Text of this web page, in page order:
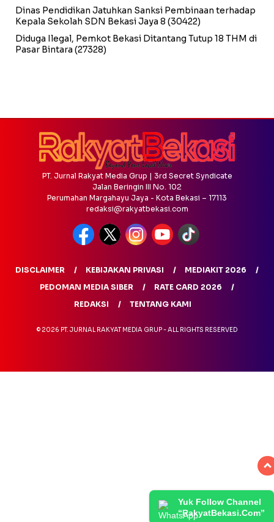
Dinas Pendidikan Jatuhkan Sanksi Pembinaan terhadap
Kepala Sekolah SDN Bekasi Jaya 8 (30422)
Diduga Ilegal, Pemkot Bekasi Ditantang Tutup 18 THM di
Pasar Bintara (27328)
Yuk Follow Channel
“RakyatBekasi.Com”
PT. Jurnal Rakyat Media Grup | 3rd Secret Syndicate
Jalan Beringin III No. 102
Perumahan Margahayu Jaya - Kota Bekasi – 17113
redaksi@rakyatbekasi.com
DISCLAIMER KEBIJAKAN PRIVASI
MEDIAKIT 2026
PEDOMAN MEDIA SIBER
RATE CARD 2026
REDAKSI
TENTANG KAMI
© 2026 PT. JURNAL RAKYAT MEDIA GRUP - ALL RIGHTS RESERVED